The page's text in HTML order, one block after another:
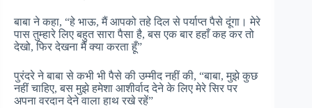
बाबा ने कहा, “हे भाऊ, मैं आपको तहे दिल से पर्याप्त पैसे दूंगा। मेरे
पास तुम्हारे लिए बहुत सारा पैसा है, बस एक बार हहाँ कह कर तो
देखो, फिर देखना मैं क्या करता हूँ”
पुरंदरे ने बाबा से कभी भी पैसे की उम्मीद नहीं की, “बाबा, मुझे कुछ
नहीं चाहिए, बस मुझे हमेशा आशीर्वाद देने के लिए मेरे सिर पर
अपना वरदान देने वाला हाथ रखे रहें”